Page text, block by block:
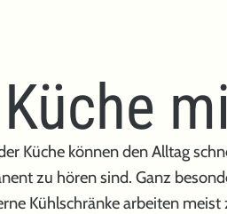
Küche können den Alltag
zu hören sind. Ganz
Kühlschränke arbeiten